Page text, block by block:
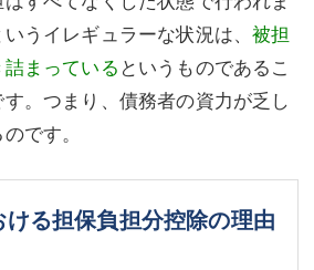
うイレギュラーな状況は、被担
まっている というものであるこ
。つまり、債務者の資力が乏し
です。
る担保負担分控除の理由